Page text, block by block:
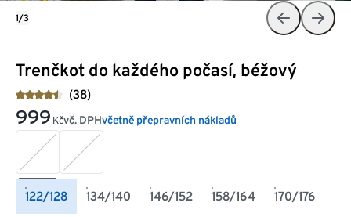
Trenčkot do každého počasí, béžový
(38)
999 Kčvč. DPHvčetně přepravních nákladů
122/128 134/140 146/152 158/164 170/176
1/3